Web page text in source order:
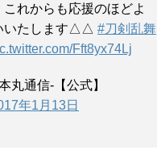
れからも応援のほどよ
いたします△△ #刀剣乱舞
Fft8yx74Lj
丸通信-【公式】
年1月13日